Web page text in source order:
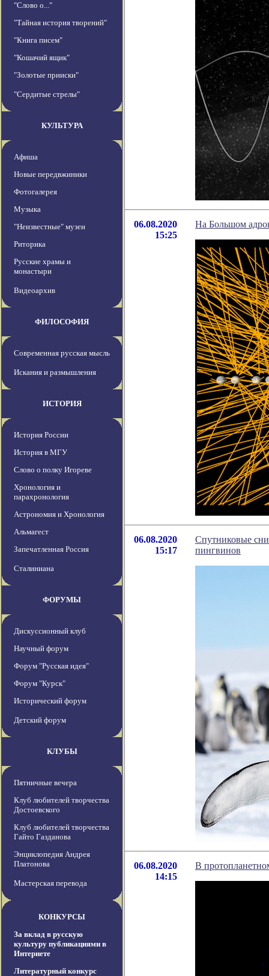
"Слово о..."
"Тайная история творений"
"Книга писем"
"Кошачий ящик"
"Золотые прииски"
"Сердитые стрелы"
КУЛЬТУРА
Афиша
Новые передвжиники
Фотогалерея
Музыка
"Неизвестные" музеи
Риторика
Русские храмы и
монастыри
Видеоархив
ФИЛОСОФИЯ
Современная русская мысль
Искания и размышления
ИСТОРИЯ
История России
История в МГУ
Слово о полку Игореве
Хронология и
парахронология
Астрономия и Хронология
Альмагест
Запечатленная Россия
Сталиниана
ФОРУМЫ
Дискуссионный клуб
Научный форум
Форум "Русская идея"
Форум "Курск"
Исторический форум
Детский форум
КЛУБЫ
Пятничные вечера
Клуб любителей творчества
Достоевского
Клуб любителей творчества
Гайто Газданова
Энциклопедия Андрея
Платонова
Мастерская перевода
КОНКУРСЫ
За вклад в русскую
культуру публикациями в
Интернете
Литературный конкурс
06.08.2020
15:25
На Большом
06.08.2020
15:17
Спутниковые
пингвинов
06.08.2020
14:15
В